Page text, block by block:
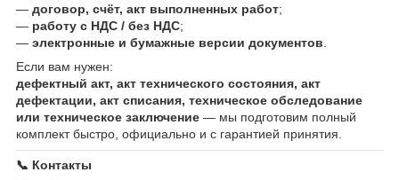
— договор, счёт, акт выполненных работ;
— работу с НДС / без НДС;
— электронные и бумажные версии документов
Если вам нужен:
дефектный акт, акт технического состояния, акт
дефектации, акт списания, техническое обследование
или техническое заключение — мы подготовим полный
комплект быстро, официально и с гарантией принятия.
📞 Контакты